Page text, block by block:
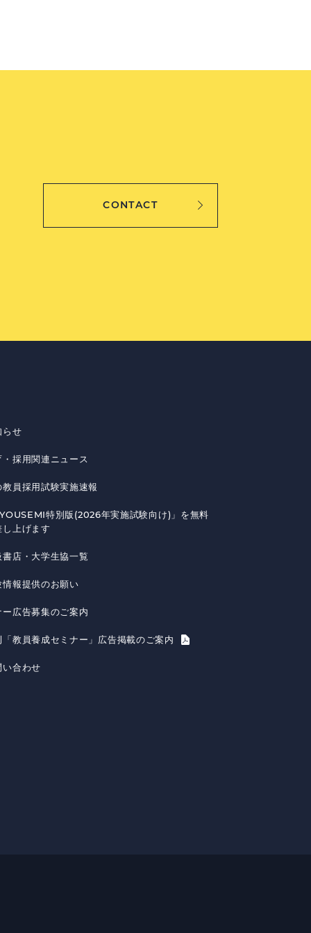
CONTACT
らせ
・採用関連ニュース
教員採用試験実施速報
特別版(2026年実施試験向け)」を無料
し上げます
書店・大学生協一覧
情報提供のお願い
ー広告募集のご案内
「教員養成セミナー」広告掲載のご案内
い合わせ